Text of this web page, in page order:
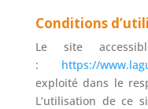
Conditions
Le site
: https://
exploité dans le
L’utilisation de ce